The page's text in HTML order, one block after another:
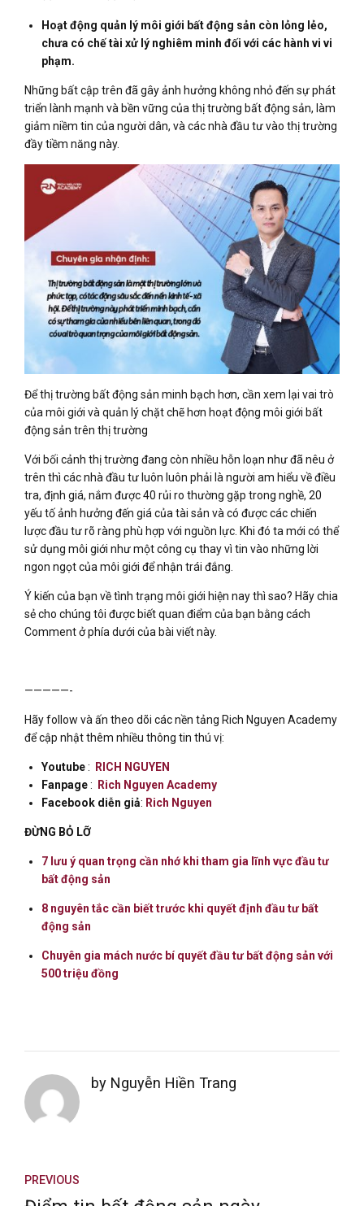
Hoạt động quản lý môi giới bất động sản còn lỏng lẻo,
chưa có chế tài xử lý nghiêm minh đối với các hành vi vi
phạm.
Những bất cập trên đã gây ảnh hưởng không nhỏ đến sự phát
triển lành mạnh và bền vững của thị trường bất động sản, làm
giảm niềm tin của người dân, và các nhà đầu tư vào thị trường
đầy tiềm năng này.
Để thị trường bất động sản minh bạch hơn, cần xem lại vai trò
của môi giới và quản lý chặt chẽ hơn hoạt động môi giới bất
động sản trên thị trường
Với bối cảnh thị trường đang còn nhiều hỗn loạn như đã nêu ở
trên thì các nhà đầu tư luôn luôn phải là người am hiểu về điều
tra, định giá, nắm được 40 rủi ro thường gặp trong nghề, 20
yếu tố ảnh hưởng đến giá của tài sản và có được các chiến
lược đầu tư rõ ràng phù hợp với nguồn lực. Khi đó ta mới có thể
sử dụng môi giới như một công cụ thay vì tin vào những lời
ngon ngọt của môi giới để nhận trái đắng.
Ý kiến của bạn về tình trạng môi giới hiện nay thì sao? Hãy chia
sẻ cho chúng tôi được biết quan điểm của bạn bằng cách
Comment ở phía dưới của bài viết này.
—————-
Hãy follow và ấn theo dõi các nền tảng Rich Nguyen Academy
để cập nhật thêm nhiều thông tin thú vị:
Youtube:
RICH NGUYEN
Fanpage:
Rich Nguyen Academy
Facebook diễn giả: Rich Nguyen
ĐỪNG BỎ LỠ
7 lưu ý quan trọng cần nhớ khi tham gia lĩnh vực đầu tư
bất động sản
8 nguyên tắc cần biết trước khi quyết định đầu tư bất
động sản
Chuyên gia mách nước bí quyết đầu tư bất động sản với
500 triệu đồng
by Nguyễn Hiền Trang
PREVIOUS